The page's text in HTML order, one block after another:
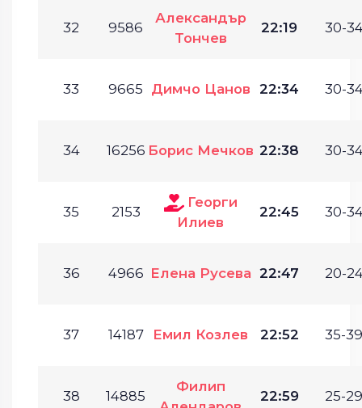
32 9586
Александър
Тончев
22:19 30-
33 9665 Димчо Цанов 22:34 30-
34 16256 Борис Мечков 22:38 30-
35 2153
Георги
Илиев
22:45 30-
36 4966 Елена Русева 22:47 20-
37 14187 Емил Козлев 22:52 35-
38 14885
Филип
22:59 25-